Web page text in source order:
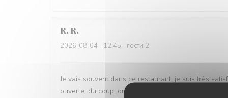
R. R
2026-08-04 - 12:45 - гости 2
Je vais souvent dans ce restaurant, je suis très
ouverte, du coup, on profites de la beauté du parc